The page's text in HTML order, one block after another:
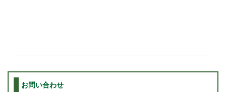
お問い合わせ